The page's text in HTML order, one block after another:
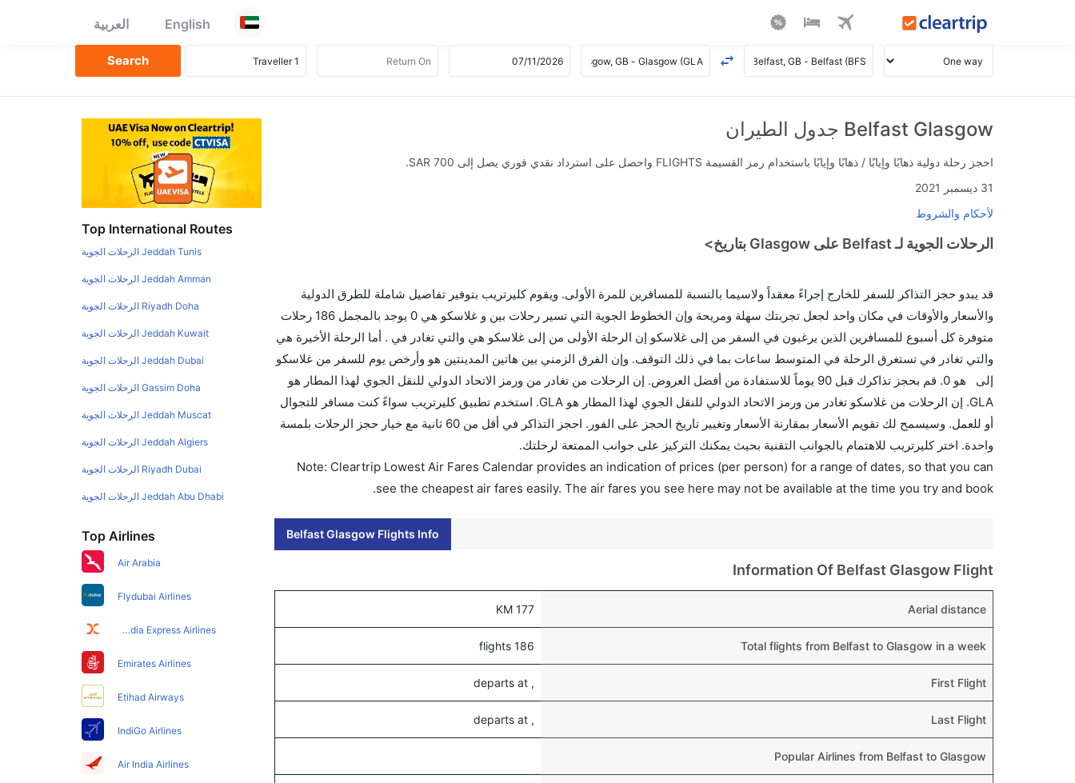
English العربية
Belfast Glasgow جدول الطيران
احجز رحلة دولية ذهابًا وإيابًا / ذهابًا وإيابًا باستخدام رمز القسيمة FLIGHTS واحصل على استرداد نقدي فوري يصل إلى SAR 700.
31 ديسمبر 2021
لأحكام والشروط
الرحلات الجوية لـ Belfast على Glasgow بتاريخ>
قد يبدو حجز التذاكر للسفر للخارج إجراءً معقداً ولاسيما بالنسبة للمسافرين للمرة الأولى. ويقوم كليرتريب بتوفير تفاصيل شاملة للطرق الدولية
والأسعار والأوقات في مكان واحد لجعل تجربتك سهلة ومريحة وإن الخطوط الجوية التي تسير رحلات بين و غلاسكو هي 0 يوجد بالمجمل 186 رحلات
متوفرة كل أسبوع للمسافرين الذين يرغبون في السفر من إلى غلاسكو إن الرحلة الأولى من إلى غلاسكو هي والتي تغادر في . أما الرحلة الأخيرة هي
والتي تغادر في تستغرق الرحلة في المتوسط ساعات بما في ذلك التوقف. وإن الفرق الزمني بين هاتين المدينتين هو وأرخص يوم للسفر من غلاسكو
إلى هو 0. قم بحجز تذاكرك قبل 90 يوماً للاستفادة من أفضل العروض. إن الرحلات من تغادر من ورمز الاتحاد الدولي للنقل الجوي لهذا المطار هو
GLA. إن الرحلات من غلاسكو تغادر من ورمز الاتحاد الدولي للنقل الجوي لهذا المطار هو GLA. استخدم تطبيق كليرتريب سواءً كنت مسافر للتجوال
أو للعمل. وسيسمح لك تقويم الأسعار بمقارنة الأسعار وتغيير تاريخ الحجز على الفور. احجز التذاكر في أقل من 60 ثانية مع خيار حجز الرحلات بلمسة
واحدة. اختر كليرتريب للاهتمام بالجوانب التقنية بحيث يمكنك التركيز على جوانب الممتعة لرحلتك.
Note: Cleartrip Lowest Air Fares Calendar provides an indication of prices (per person) for a range of dates, so that you can
see the cheapest air fares easily. The air fares you see here may not be available at the time you try and book.
Belfast Glasgow Flights Info
Information Of Belfast Glasgow Flight
Aerial distance
177 KM
Total flights from Belfast to Glasgow in a week
186 flights
First Flight
, departs at
Last Flight
, departs at
Popular Airlines from Belfast to Glasgow
Top International Routes
Jeddah Tunis الرحلات الجوية
Jeddah Amman الرحلات الجوية
Riyadh Doha الرحلات الجوية
Jeddah Kuwait الرحلات الجوية
Jeddah Dubai الرحلات الجوية
Gassim Doha الرحلات الجوية
Jeddah Muscat الرحلات الجوية
Jeddah Algiers الرحلات الجوية
Riyadh Dubai الرحلات الجوية
Jeddah Abu Dhabi الرحلات الجوية
Top Airlines
Air Arabia
Flydubai Airlines
Air India Express Airlines
Emirates Airlines
Etihad Airways
IndiGo Airlines
Air India Airlines